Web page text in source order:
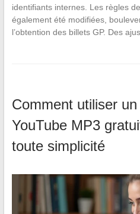
identifiants internes. Les règles
également été modifiées,
l’obtention des billets GP. Des
Comment utiliser
YouTube MP3
toute simplicité